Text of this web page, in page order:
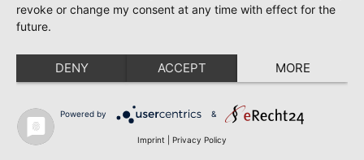
revoke or change my consent at any time with effect for the
future.
DENY ACCEPT MORE
Powered by &
Imprint Privacy Policy